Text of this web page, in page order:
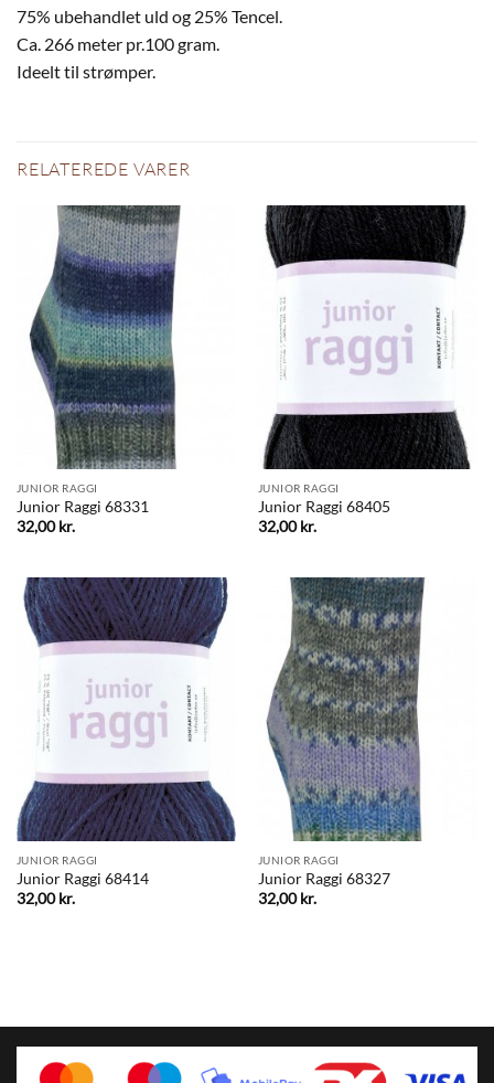
75% ubehandlet uld og 25% Tencel.
Ca. 266 meter pr.100 gram.
Ideelt til strømper.
RELATEREDE VARER
JUNIOR RAGGI
Junior Raggi 68331
32,00kr.
JUNIOR RAGGI
Junior Raggi 68405
32,00kr.
JUNIOR RAGGI
Junior Raggi 68414
32,00kr.
JUNIOR RAGGI
Junior Raggi 68327
32,00kr.